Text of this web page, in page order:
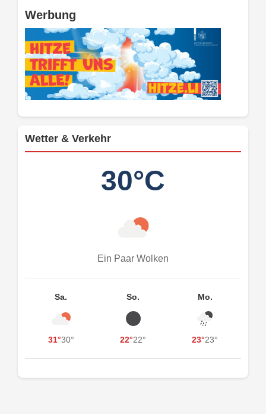
Werbung
Wetter & Verkehr
30°C
Ein Paar Wolken
Sa.
31°30°
So.
22°22°
Mo.
23°23°